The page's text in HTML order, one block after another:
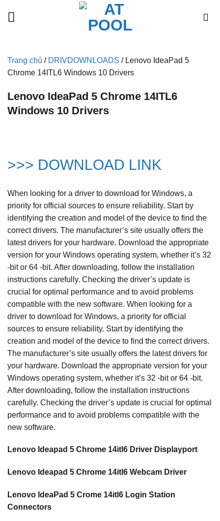
Trang chủ / DRIVDOWNLOADS / Lenovo IdeaPad 5
Chrome 14ITL6 Windows 10 Drivers
Lenovo IdeaPad 5 Chrome 14ITL6
Windows 10 Drivers
>>> DOWNLOAD LINK
When looking for a driver to download for Windows, a
priority for official sources to ensure reliability. Start by
identifying the creation and model of the device to find the
correct drivers. The manufacturer’s site usually offers the
latest drivers for your hardware. Download the appropriate
version for your Windows operating system, whether it’s 32
-bit or 64 -bit. After downloading, follow the installation
instructions carefully. Checking the driver’s update is
crucial for optimal performance and to avoid problems
compatible with the new software. When looking for a
driver to download for Windows, a priority for official
sources to ensure reliability. Start by identifying the
creation and model of the device to find the correct drivers.
The manufacturer’s site usually offers the latest drivers for
your hardware. Download the appropriate version for your
Windows operating system, whether it’s 32 -bit or 64 -bit.
After downloading, follow the installation instructions
carefully. Checking the driver’s update is crucial for optimal
performance and to avoid problems compatible with the
new software.
Lenovo Ideapad 5 Chrome 14itl6 Driver Displayport
Lenovo Ideapad 5 Chrome 14itl6 Webcam Driver
Lenovo IdeaPad 5 Crome 14itl6 Login Station
Connectors